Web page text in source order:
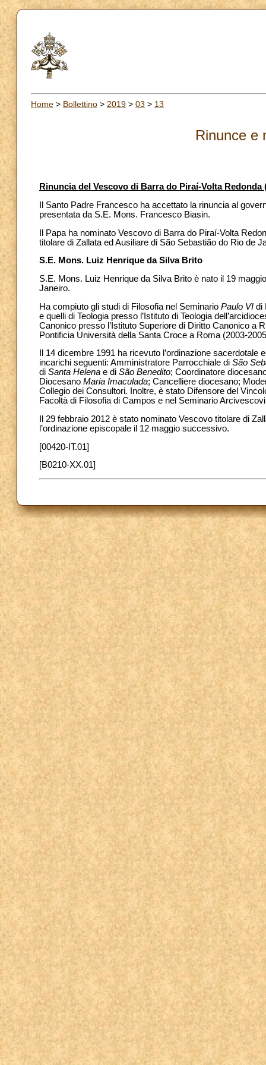
Home > Bollettino > 2019 > 03 > 13
Rinunce e
Rinuncia del Vescovo di Barra do Piraí-Volta
Il Santo Padre Francesco ha accettato la rinuncia al
presentata da S.E. Mons. Francesco Biasin.
Il Papa ha nominato Vescovo di Barra do Piraí-Volta
titolare di Zallata ed Ausiliare di São Sebastião do Rio de
S.E. Mons. Luiz Henrique da Silva Brito
S.E. Mons. Luiz Henrique da Silva Brito è nato il 19
Janeiro.
Ha compiuto gli studi di Filosofia nel Seminario Paulo VI di
e quelli di Teologia presso l’Istituto di Teologia
Canonico presso l’Istituto Superiore di Diritto Canonico a
Pontificia Università della Santa Croce a Roma (2003-
Il 14 dicembre 1991 ha ricevuto l’ordinazione
incarichi seguenti: Amministratore Parrocchiale di São
di Santa Helena e di São Benedito; Coordinatore
Diocesano Maria Imaculada; Cancelliere diocesano;
Collegio dei Consultori.
Inoltre, è stato Difensore del
Facoltà di Filosofia di Campos e nel Seminario
Il 29 febbraio 2012 è stato nominato Vescovo titolare di
l’ordinazione episcopale il 12 maggio successivo.
[00420-IT.01]
[B0210-XX.01]